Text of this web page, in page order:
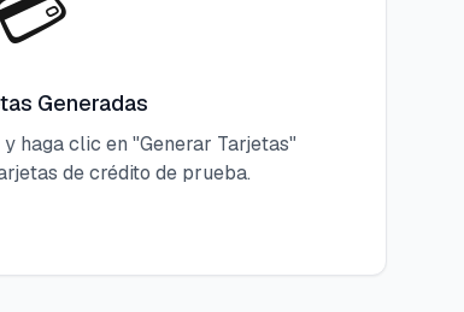
Generadas
haga clic en "Generar Tarjetas"
de crédito de prueba.